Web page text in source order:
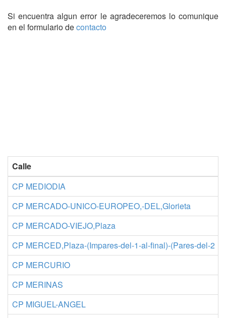
Si encuentra algun error le agradeceremos lo comunique
en el formulario decontacto
Calle
CP MEDIODIA
CP MERCADO-UNICO-EUROPEO,-DEL,Glorieta
CP MERCADO-VIEJO,Plaza
CP MERCED,Plaza-(Impares-del-1-al-final)-(Pares-del-2
CP MERCURIO
CP MERINAS
CP MIGUEL-ANGEL